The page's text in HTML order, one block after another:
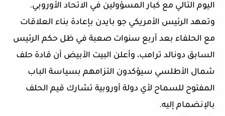
اليوم التالي مع كبار المسؤولين في الاتحاد الأوروبي.
وتعهد الرئيس الأمريكي جو بايدن بإعادة بناء العلاقات
مع الحلفاء بعد أربع سنوات صعبة في ظل حكم الرئيس
السابق دونالد ترامب، وأعلن البيت الأبيض أن قادة حلف
شمال الأطلسي سيؤكدون التزامهم بسياسة الباب
المفتوح للسماح لأي دولة أوروبية تشارك قيم الحلف
بالإنضمام إليه.